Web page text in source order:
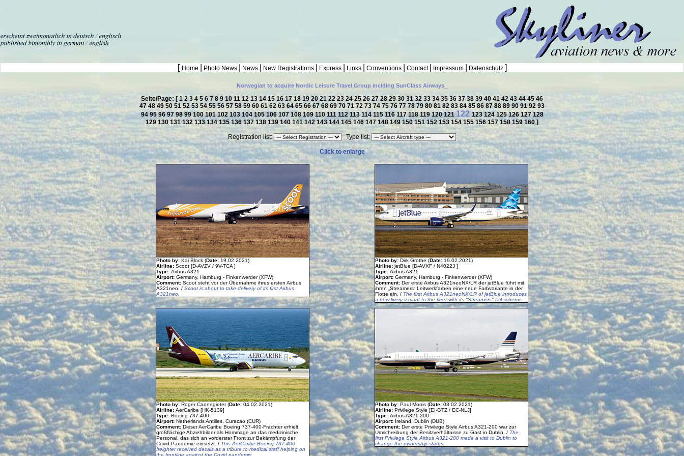
[ Home Photo News News New Registrations Express Links Conventions Contact Impressum Datenschutz ]
Norwegian to acquire Nordic Leisure Travel Group inclding SunClass Airways_
Seite/Page: [ 1 2 3 4 5 6 7 8 9 10 1112 13 14 15 16 17 18 19 20 21 22 23 24 25 26 27 28 29 30 31 32 33 3435 36 37 38 39 40 41 42 43 44 45 46
47 48 49 50 51 5253 54 55 56 57 58 59 60 61 62 63 6465 66 67 68 69 70 71 72 73 74 7576 77 78 79 80 81 82 83 84 85 86 8788 89 90 91 92 93
94 9596 97 98 99 100101102 103104105 106 107 108109110 111112 113114 115 116 117118119 120 121122 123 124 125126127128
129 130131132133134135136 137 138 139 140141142143 144 145 146 147 148 149 150151152 153 154 155 156157 158 159 160]
Registration list: Type list:
Click to enlarge
Photo by: Kai Block (Date: 19.02.2021)
Airline: Scoot [D-AVZV / 9V-TCA ]
Type: Airbus A321
Airport: Germany, Hamburg - Finkenwerder (XFW)
Comment: Scoot steht vor der Übernahme ihres ersten Airbus
A321neo. / Scoot is about to take delivery of its first Airbus
A321neo.
Photo by: Dirk Grothe (Date: 19.02.2021)
Airline: jetBlue [D-AVXF / N4022J ]
Type: Airbus A321
Airport: Germany, Hamburg - Finkenwerder (XFW)
Comment: Der erste Airbus A321neoNX/LR der jetBlue führt mit
ihren „Streamers“ Leitwerkfarben eine neue Farbvariante in der
Flotte ein. / The first Airbus A321neoNX/LR of jetBlue introduces
a new livery variant to the fleet with its "Streamers" tail scheme.
Photo by: Roger Cannegieter (Date: 04.02.2021)
Airline: AerCaribe [HK-5139]
Type: Boeing 737-400
Airport: Netherlands Antilles, Curacao (CUR)
Comment: Dieser AerCaribe Boeing 737-400-Frachter erhielt
großflächige Abziehbilder als Hommage an das medizinische
Personal, das sich an vorderster Front zur Bekämpfung der
Covid-Pandemie einsetzt. / This AerCaribe Boeing 737-400
freighter received decals as a tribute to medical staff helping on
the frontline against the Covid pandemic.
Photo by: Paul Morris (Date: 03.02.2021)
Airline: Privilege Style [EI-GTZ / EC-NLJ]
Type: Airbus A321-200
Airport: Ireland, Dublin (DUB)
Comment: Der erste Privilege Style Airbus A321-200 war zur
Umschreibung der Besitzverhältnisse zu Gast in Dublin. / The
first Privilege Style Airbus A321-200 made a visit to Dublin to
change the ownership status.